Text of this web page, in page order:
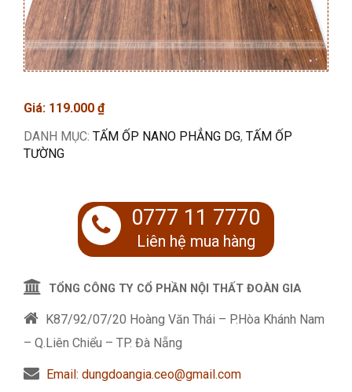
Giá: 119.000 ₫
DANH MỤC: TẤM ỐP NANO PHẲNG DG, TẤM ỐP
TƯỜNG
0777 11 7770
Liên hệ mua hàng
TỔNG CÔNG TY CỔ PHẦN NỘI THẤT ĐOÀN GIA
K87/92/07/20 Hoàng Văn Thái – P.Hòa Khánh Nam
– Q.Liên Chiểu – TP. Đà Nẵng
Email: dungdoangia.ceo@gmail.com